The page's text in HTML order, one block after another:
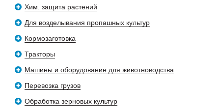
Хим. защита растений
Для возделывания пропашных культур
Кормозаготовка
Тракторы
Машины и оборудование для животноводства
Перевозка грузов
Обработка зерновых культур